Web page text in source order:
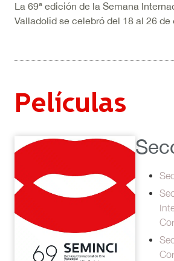
La 69ª edición de la Semana
Valladolid se celebró del 18 al 26 de
Películas